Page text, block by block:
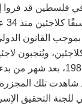
القانون
ويُنجبون
المرحلة الثالثة واضحة
شاهدت تلك
الثاني (نوفمبر) 1982